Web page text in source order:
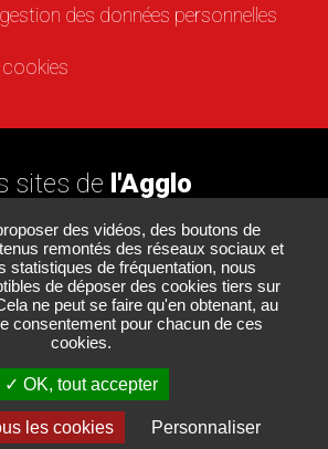
des vidéos, des boutons de
remontés des réseaux sociaux et
statistiques de fréquentation, nous
de déposer des cookies tiers sur
ne peut se faire qu'en obtenant, au
consentement pour chacun de ces
cookies.
OK, tout accepter
les cookies Personnaliser
des données personnelles
sites de l'Agglo
- Vallée de la Marne
Les Passerelles
Le Nautil
Les médiathèques
économique